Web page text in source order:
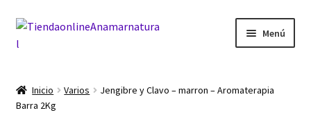
Ir
a
Ir
al
Menú
Blog
Inicio Varios
Jengibre y Clavo – marron – Aromaterapia
Barra 2Kg